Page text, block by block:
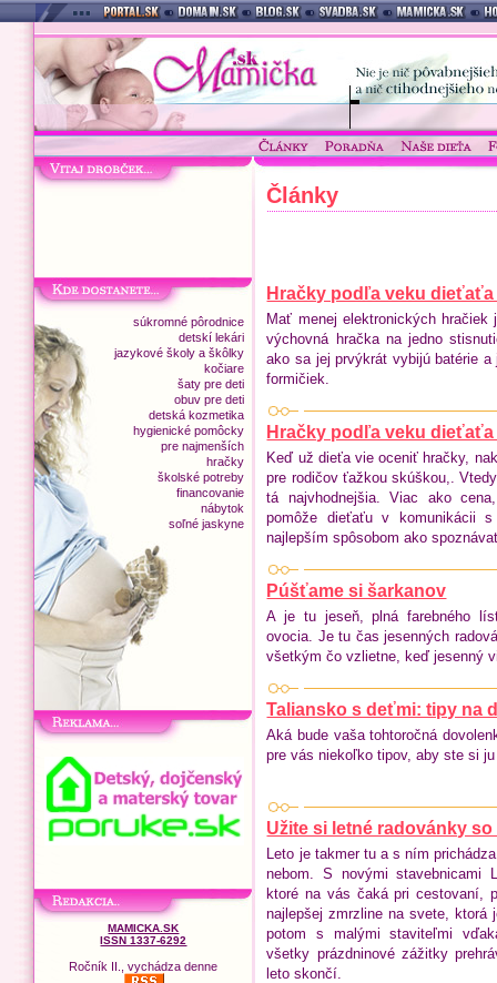
súkromné pôrodnice
detskí lekári
jazykové školy a škôlky
kočiare
šaty pre deti
obuv pre deti
detská kozmetika
hygienické pomôcky
pre najmenších
hračky
školské potreby
financovanie
nábytok
soľné jaskyne
MAMICKA.SK
ISSN 1337-6292
Ročník II., vychádza denne
Články
Hračky podľa veku dieťaťa
Mať menej elektronických
výchovná hračka na jedno
ako sa jej prvýkrát vybijú batérie
formičiek.
Hračky podľa veku dieťaťa
Keď už dieťa vie oceniť hračky,
pre rodičov ťažkou skúškou,.
tá najvhodnejšia. Viac ako
pomôže dieťaťu v komunikácii
najlepším spôsobom ako
Púšťame si šarkanov
A je tu jeseň, plná farebného
ovocia. Je tu čas jesenných
všetkým čo vzlietne, keď jesenný
Taliansko s deťmi: tipy na
Aká bude vaša tohtoročná
pre vás niekoľko tipov, aby ste si
Užite si letné radovánky
Leto je takmer tu a s ním
nebom. S novými stavebnicami
ktoré na vás čaká pri cestovaní,
najlepšej zmrzline na svete,
potom s malými staviteľmi
všetky prázdninové zážitky
leto skončí.